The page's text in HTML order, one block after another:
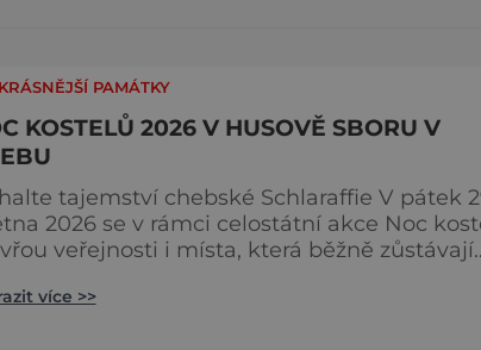
PAMÁTKY
KOSTELŮ 2026 V HUSOVĚ SBORU V
tajemství chebské Schlaraffie V pátek
2026 se v rámci celostátní akce Noc
veřejnosti i místa, která běžně zůstávají
sbor Církve československé husitské v
více >>